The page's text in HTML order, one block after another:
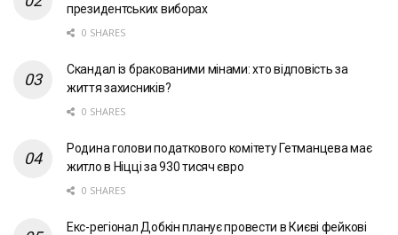
президентських виборах
0 SHARES
Скандал із бракованими мінами: хто відповість за
життя захисників?
0 SHARES
Родина голови податкового комітету Гетманцева має
житло в Ніцці за 930 тисяч євро
0 SHARES
Екс-регіонал Добкін планує провести в Києві фейкові